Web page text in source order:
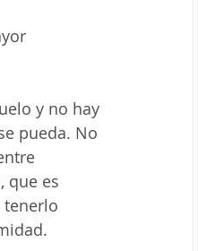
y no hay
pueda. No
que es
tenerlo